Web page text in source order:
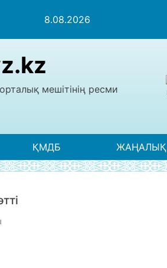
8.08.2026
мешітінің ресми
ҚМДБ ЖАҢАЛЫҚ